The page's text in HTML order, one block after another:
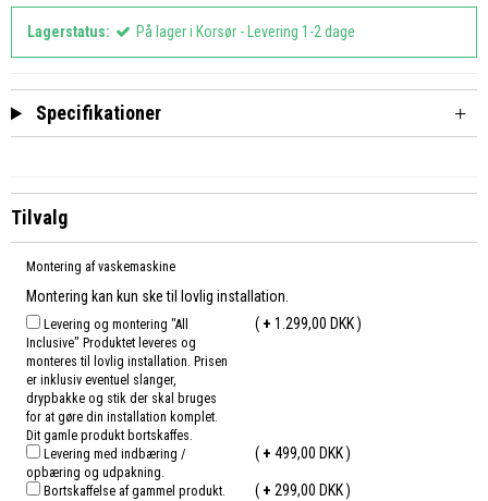
Lagerstatus: På lager i Korsør - Levering 1-2 dage
Specifikationer
Tilvalg
Montering af vaskemaskine
Montering kan kun ske til lovlig installation.
Inclusive" Produktet leveres og
monteres til lovlig installation. Prisen
er inklusiv eventuel slanger,
drypbakke og stik der skal bruges
for at gøre din installation komplet.
Dit gamle produkt bortskaffes.
( + 1.299,00 DKK )
opbæring og udpakning.
( + 499,00 DKK )
( + 299,00 DKK )